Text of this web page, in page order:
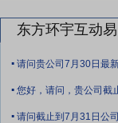
知网络安全防御体
预防控制层面，公司
统消除各类安全隐患
东方环宇互动易
. 请问贵公司7月30日最
. 您好，请问，贵公司截
. 请问截止到7月31日公